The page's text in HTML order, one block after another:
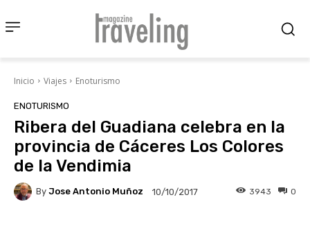
Inicio Viajes Enoturismo
ENOTURISMO
Ribera del Guadiana celebra en la
provincia de Cáceres Los Colores
de la Vendimia
By Jose Antonio Muñoz 10/10/2017 0
3943